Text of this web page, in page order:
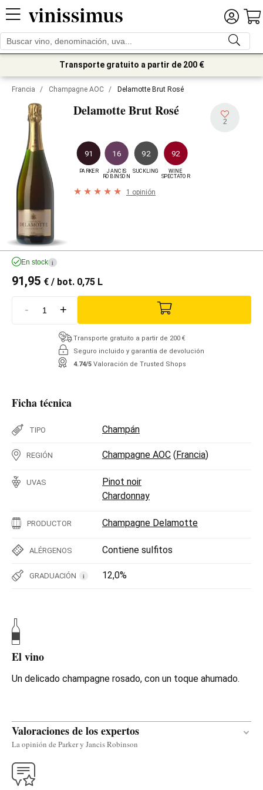
Transporte gratuito a partir de 200 €
Francia / Champagne AOC / Delamotte Brut Rosé
Delamotte Brut Rosé
2
91
PARKER
16
JANCIS
ROBINSON
92
SUCKLING
92
WINE
SPECTATOR
1 opinión
En stock i
91,95 € / bot. 0,75 L
- +
Transporte gratuito a partir de 200 €
Seguro incluido y garantía de devolución
4.74/5 Valoración de Trusted Shops
Ficha técnica
TIPO Champán
REGIÓN Champagne AOC (Francia)
UVAS
Pinot noir
Chardonnay
PRODUCTOR Champagne Delamotte
ALÉRGENOS Contiene sulfitos
GRADUACIÓN i 12,0%
El vino
Un delicado champagne rosado, con un toque ahumado.
Valoraciones de los expertos
La opinión de Parker y Jancis Robinson
Traducir